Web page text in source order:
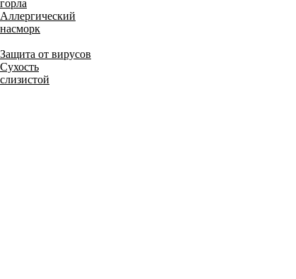
горла
Аллергический
насморк
Защита от вирусов
Сухость
слизистой